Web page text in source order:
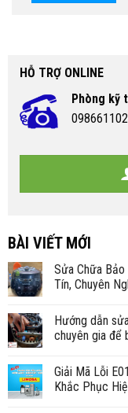
HỖ TRỢ ONLINE
Phòng kỹ
BÀI VIẾT MỚI
Sửa Chữa
Tín, Chuyên
Hướng dẫn
chuyên gia để
Giải Mã Lỗi
Khắc Phục